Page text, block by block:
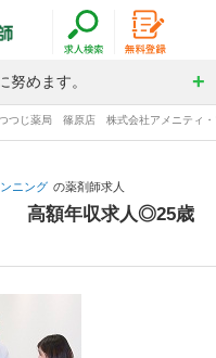
努めます。
つじ薬局 篠原店 株式会社アメニティ・
ニング の薬剤師求人
高額年収求人◎25歳